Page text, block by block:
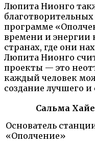
Люпита Нионго
программе
времени и энергии
странах, где они
Люпита Нионго
проекты — это
каждый человек
создание лучшего
Сальма
Основатель
«Ополчение»